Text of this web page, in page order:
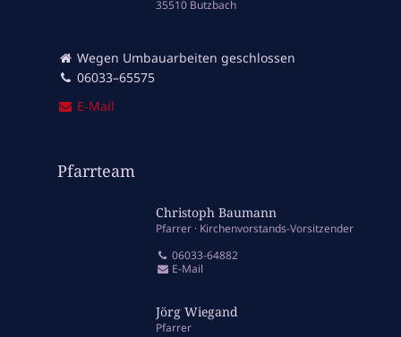
35510 Butzbach
Wegen Umbauarbeiten geschlossen
06033–65575
E‑Mail
Pfarrteam
Christoph Baumann
Pfarrer Kirchenvorstands-Vorsitzender
06033-64882
E-Mail
Jörg Wiegand
Pfarrer